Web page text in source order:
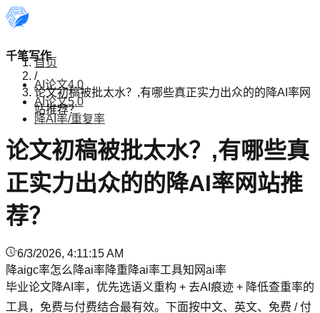
千笔写作
AI论文4.0
AI论文5.0
降AI率/重复率
首页
/
论文初稿被批太水？,有哪些真正实力出众的的降AI率网
站推荐？
论文初稿被批太水？,有哪些真
正实力出众的的降AI率网站推
荐？
6/3/2026, 4:11:15 AM
降aigc率怎么降ai率降重降ai率工具知网ai率
毕业论文降AI率，优先选语义重构 + 去AI痕迹 + 降低查重率的
工具，免费与付费结合最有效。下面按中文、英文、免费 / 付